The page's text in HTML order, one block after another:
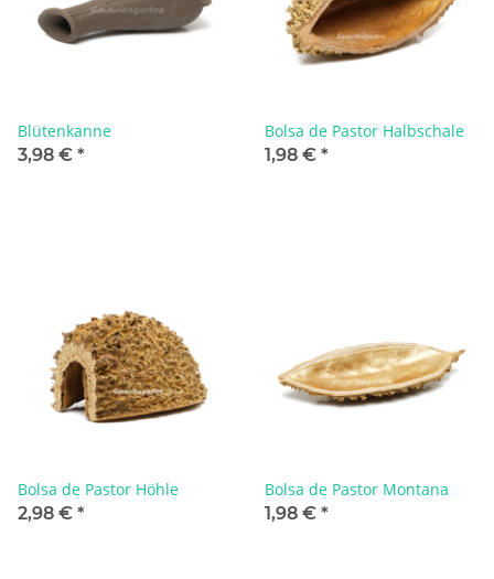
Blütenkanne
3,98 € *
Bolsa de Pastor Halbschale
1,98 € *
Bolsa de Pastor Höhle
2,98 € *
Bolsa de Pastor Montana
1,98 € *